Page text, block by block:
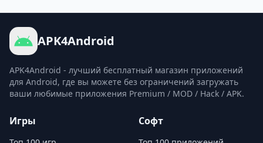
APK4Android
APK4Android - лучший бесплатный магазин приложений
для Android, где вы можете без ограничений загружать
ваши любимые приложения Premium / MOD / Hack / APK.
Игры Софт